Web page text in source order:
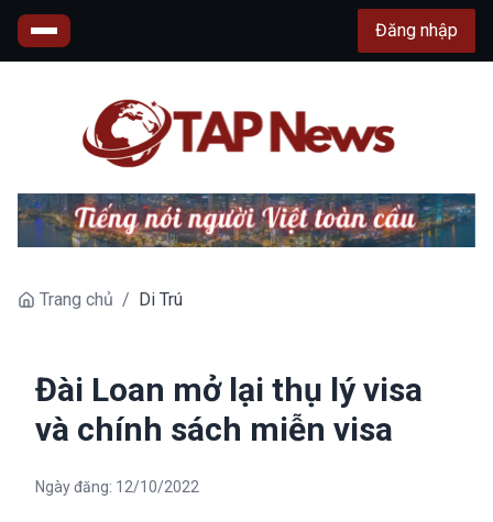
Đăng nhập
Trang chủ / Di Trú
Đài Loan mở lại thụ lý visa
và chính sách miễn visa
Ngày đăng: 12/10/2022